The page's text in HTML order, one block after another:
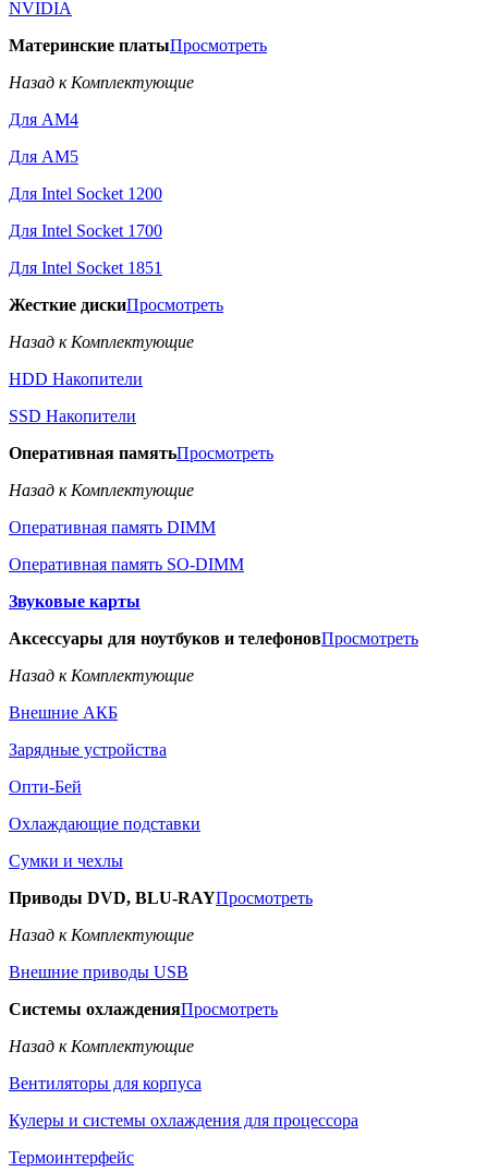
NVIDIA
Материнские платыПросмотреть
Назад к Комплектующие
Для AM4
Для AM5
Для Intel Socket 1200
Для Intel Socket 1700
Для Intel Socket 1851
Жесткие дискиПросмотреть
Назад к Комплектующие
HDD Накопители
SSD Накопители
Оперативная памятьПросмотреть
Назад к Комплектующие
Оперативная память DIMM
Оперативная память SO-DIMM
Звуковые карты
Аксессуары для ноутбуков и телефоновПросмотреть
Назад к Комплектующие
Внешние АКБ
Зарядные устройства
Опти-Бей
Охлаждающие подставки
Сумки и чехлы
Приводы DVD, BLU-RAYПросмотреть
Назад к Комплектующие
Внешние приводы USB
Системы охлажденияПросмотреть
Назад к Комплектующие
Вентиляторы для корпуса
Кулеры и системы охлаждения для процессора
Термоинтерфейс